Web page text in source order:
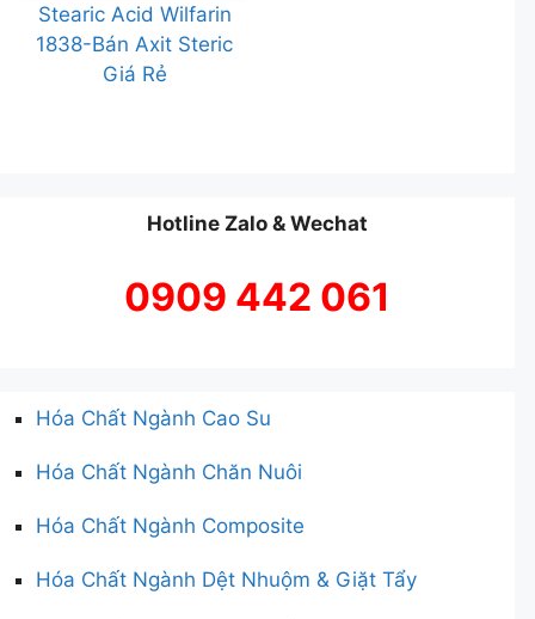
Stearic Acid Wilfarin
1838-Bán Axit Steric
Giá Rẻ
Hotline Zalo & Wechat
0909 442 061
Hóa Chất Ngành Cao Su
Hóa Chất Ngành Chăn Nuôi
Hóa Chất Ngành Composite
Hóa Chất Ngành Dệt Nhuộm & Giặt Tẩy